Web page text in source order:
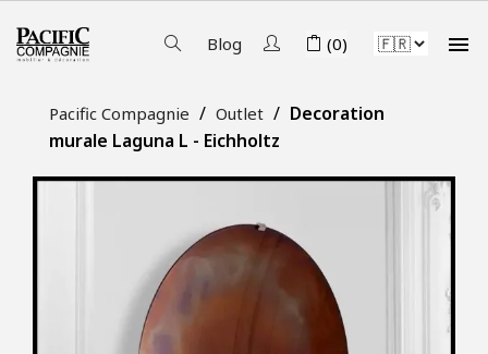
Blog (0) 
Pacific Compagnie Outlet
Decoration
murale Laguna L - Eichholtz